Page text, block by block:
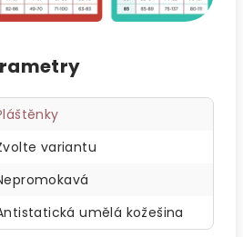
variantu
umělá kožešina